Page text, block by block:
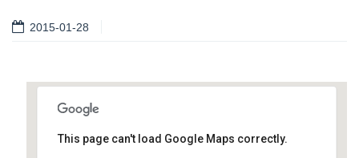
2015-01-28
Művelődési ház
This page can't load Google Maps correctly.